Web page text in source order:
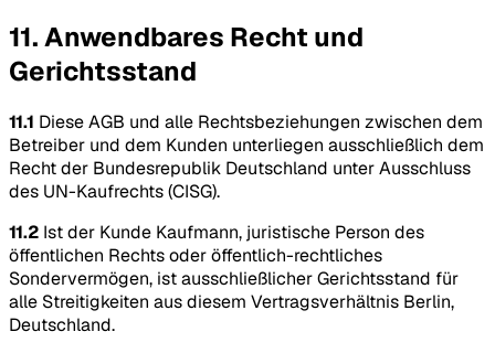
11. Anwendbares Recht und
Gerichtsstand
11.1 Diese AGB und alle Rechtsbeziehungen zwischen dem
Betreiber und dem Kunden unterliegen ausschließlich dem
Recht der Bundesrepublik Deutschland unter Ausschluss
des UN-Kaufrechts (CISG).
11.2 Ist der Kunde Kaufmann, juristische Person des
öffentlichen Rechts oder öffentlich-rechtliches
Sondervermögen, ist ausschließlicher Gerichtsstand für
alle Streitigkeiten aus diesem Vertragsverhältnis Berlin,
Deutschland.